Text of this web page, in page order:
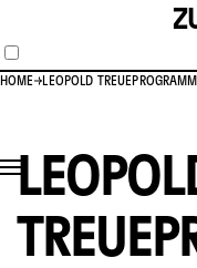
HOME LEOPOLD TREUEPROGRAMM